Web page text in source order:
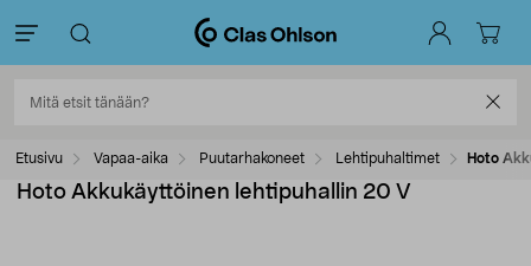
Etusivu Vapaa-aika Puutarhakoneet Lehtipuhaltimet Hoto
Hoto Akkukäyttöinen lehtipuhallin 20 V